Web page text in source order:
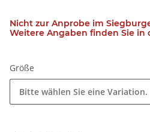
Nicht zur Anprobe im
Weitere Angaben finden Sie
Größe
Bitte wählen Sie eine Variation.